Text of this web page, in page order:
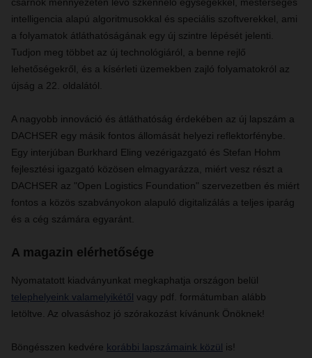
intelligencia alapú algoritmusokkal és speciális szoftverekkel, ami
a folyamatok átláthatóságának egy új szintre lépését jelenti.
Tudjon meg többet az új technológiáról, a benne rejlő
lehetőségekről, és a kísérleti üzemekben zajló folyamatokról az
újság a 22. oldalától.
A nagyobb innováció és átláthatóság érdekében az új lapszám a
DACHSER egy másik fontos állomását helyezi reflektorfénybe.
Egy interjúban Burkhard Eling vezérigazgató és Stefan Hohm
fejlesztési igazgató közösen elmagyarázza, miért vesz részt a
DACHSER az "Open Logistics Foundation" szervezetben és miért
fontos a közös szabványokon alapuló digitalizálás a teljes iparág
és a cég számára egyaránt.
A magazin elérhetősége
Nyomatatott kiadványunkat megkaphatja országon belül
telephelyeink valamelyikétől vagy pdf. formátumban alább
letöltve. Az olvasáshoz jó szórakozást kívánunk Önöknek!
Böngésszen kedvére korábbi lapszámaink közül is!